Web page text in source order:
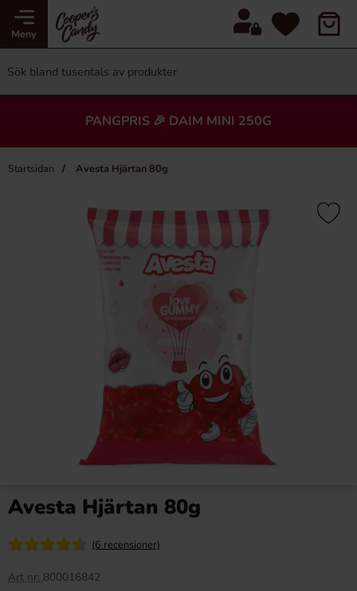
Meny
PANGPRIS 🎉 DAIM MINI 250G
Startsidan Avesta Hjärtan 80g
Avesta Hjärtan 80g
(6 recensioner)
Art nr: 800016842